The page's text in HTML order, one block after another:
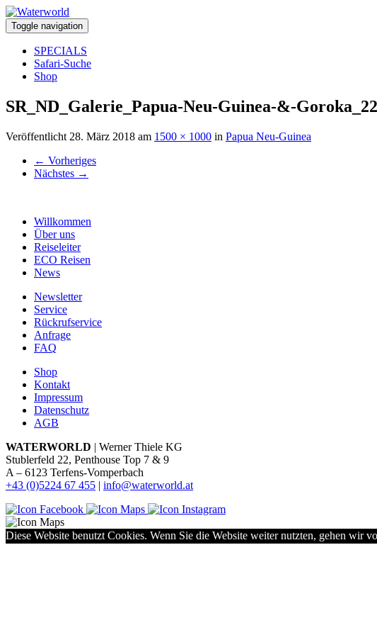
Toggle navigation
SPECIALS
Safari-Suche
Shop
SR_ND_Galerie_Papua-Neu-Guinea-&-Goroka_22
Veröffentlicht 28. März 2018 am 1500 × 1000 in Papua Neu-Guinea
← Vorheriges
Nächstes →
Willkommen
Über uns
Reiseleiter
ECO Reisen
News
Newsletter
Service
Rückrufservice
Anfrage
FAQ
Shop
Kontakt
Impressum
Datenschutz
AGB
WATERWORLD | Werner Thiele KG
Stublerfeld 22, Penthouse Top 7 & 9
A – 6123 Terfens-Vomperbach
+43 (0)5224 67 455 | info@waterworld.at
Diese Website benutzt Cookies. Wenn Sie die Website weiter nutzten, gehen wir